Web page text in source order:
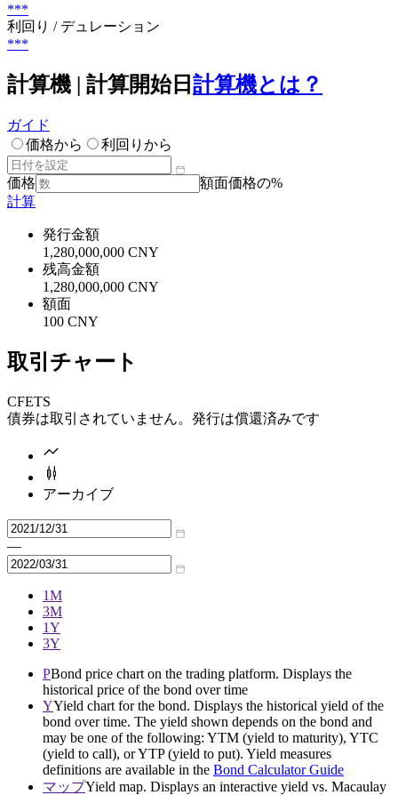
***
利回り / デュレーション
***
計算機 | 計算開始日 計算機とは？
ガイド
価格から
利回りから
価格
額面価格の%
計算
発行金額
1,280,000,000 CNY
残高金額
1,280,000,000 CNY
額面
100 CNY
取引チャート
CFETS
債券は取引されていません。発行は償還済みです
アーカイブ
—
1M
3M
1Y
3Y
PBond price chart on the trading platform. Displays the
historical price of the bond over time
YYield chart for the bond. Displays the historical yield of the
bond over time. The yield shown depends on the bond and
may be one of the following: YTM (yield to maturity), YTC
(yield to call), or YTP (yield to put). Yield measures
definitions are available in the Bond Calculator Guide
マップYield map. Displays an interactive yield vs. Macaulay